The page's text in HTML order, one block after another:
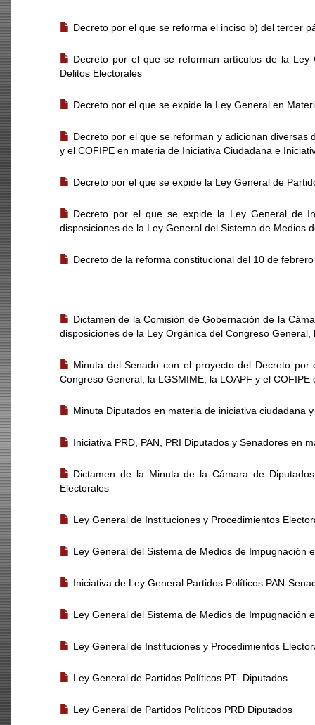
Decreto por el que se reforma el inciso b) del tercer
Decreto por el que se reforman artículos de la
Delitos Electorales
Decreto por el que se expide la Ley General en
Decreto por el que se reforman y adicionan diversas
y el COFIPE en materia de Iniciativa Ciudadana e
Decreto por el que se expide la Ley General de
Decreto por el que se expide la Ley General de
disposiciones de la Ley General del Sistema de Medios
Decreto de la reforma constitucional del 10 de
Dictamen de la Comisión de Gobernación de la
disposiciones de la Ley Orgánica del Congreso
Minuta del Senado con el proyecto del Decreto
Congreso General, la LGSMIME, la LOAPF y el
Minuta Diputados en materia de iniciativa ciudadana
Iniciativa PRD, PAN, PRI Diputados y Senadores en
Dictamen de la Minuta de la Cámara de
Electorales
Ley General de Instituciones y Procedimientos
Ley General del Sistema de Medios de Impugnación
Iniciativa de Ley General Partidos Políticos PAN-
Ley General del Sistema de Medios de Impugnación
Ley General de Instituciones y Procedimientos
Ley General de Partidos Políticos PT- Diputados
Ley General de Partidos Políticos PRD Diputados